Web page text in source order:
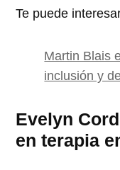
Te puede
Martin Blais
inclusión y
Evelyn
en terapia